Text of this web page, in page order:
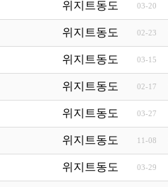
위지트동도 03-20
위지트동도 02-23
위지트동도 03-15
위지트동도 02-17
위지트동도 03-27
위지트동도 11-08
위지트동도 03-29